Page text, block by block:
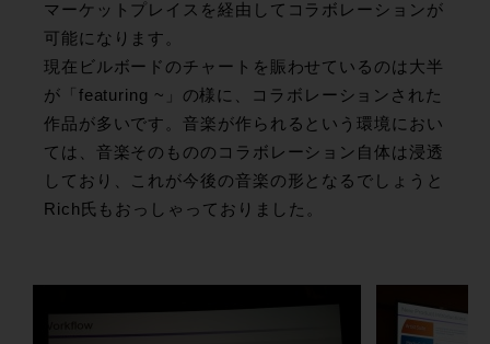
マーケットプレイスを経由してコラボレーションが
可能になります。
現在ビルボードのチャートを賑わせているのは大半
が「featuring ~」の様に、コラボレーションされた
作品が多いです。音楽が作られるという環境におい
ては、音楽そのもののコラボレーション自体は浸透
しており、これが今後の音楽の形となるでしょうと
Rich氏もおっしゃっておりました。